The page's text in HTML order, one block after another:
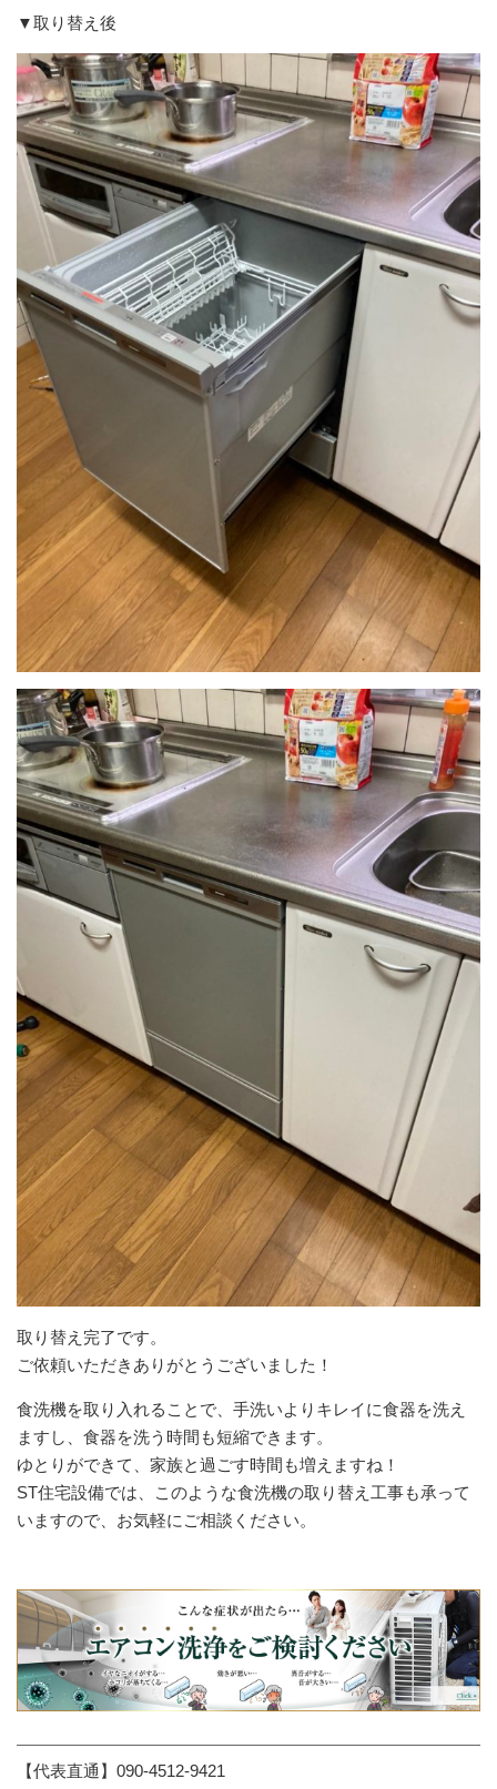
▼取り替え後
取り替え完了です。
ご依頼いただきありがとうございました！
食洗機を取り入れることで、手洗いよりキレイに食器を洗え
ますし、食器を洗う時間も短縮できます。
ゆとりができて、家族と過ごす時間も増えますね！
ST住宅設備では、このような食洗機の取り替え工事も承って
いますので、お気軽にご相談ください。
【代表直通】090-4512-9421